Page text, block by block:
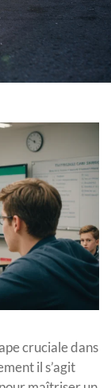
cruciale dans
il s’agit